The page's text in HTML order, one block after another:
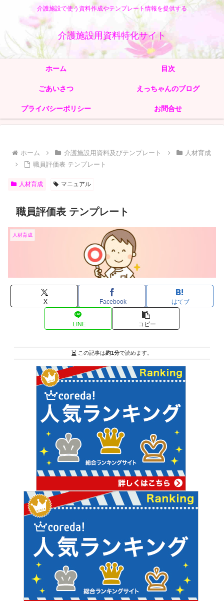
介護施設で使う資料作成やテンプレート情報を提供する
介護施設用資料特化サイト
ホーム 目次
ごあいさつ えっちゃんのブログ
プライバシーポリシー お問合せ
ホーム 介護施設用資料及びテンプレート
人材育成
職員評価表 テンプレート
人材育成 マニュアル
職員評価表 テンプレート
人材育成
X Facebook はてブ
LINE コピー
この記事は約1分で読めます。